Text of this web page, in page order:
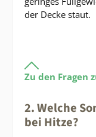
der Decke staut.
Zu den Fragen
2. Welche
bei Hitze?